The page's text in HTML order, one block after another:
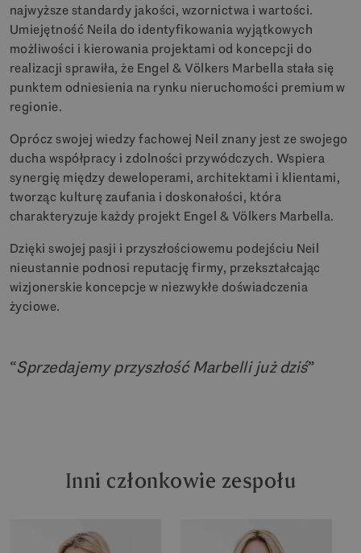
najwyższe standardy jakości, wzornictwa i wartości.
Umiejętność Neila do identyfikowania wyjątkowych
możliwości i kierowania projektami od koncepcji do
realizacji sprawiła, że Engel & Völkers Marbella stała się
punktem odniesienia na rynku nieruchomości premium w
regionie.
Oprócz swojej wiedzy fachowej Neil znany jest ze swojego
ducha współpracy i zdolności przywódczych. Wspiera
synergię między deweloperami, architektami i klientami,
tworząc kulturę zaufania i doskonałości, która
charakteryzuje każdy projekt Engel & Völkers Marbella.
Dzięki swojej pasji i przyszłościowemu podejściu Neil
nieustannie podnosi reputację firmy, przekształcając
wizjonerskie koncepcje w niezwykłe doświadczenia
życiowe.
Sprzedajemy przyszłość Marbelli już dziś
Inni członkowie zespołu